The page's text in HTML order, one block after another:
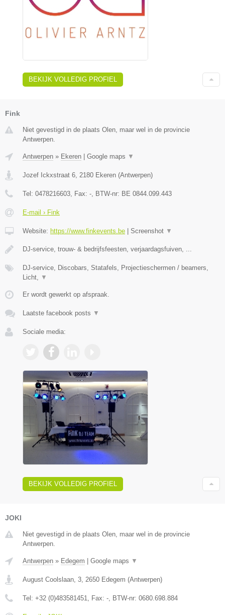
BEKIJK VOLLEDIG PROFIEL
Fink
Niet gevestigd in de plaats Olen, maar wel in de provincie
Antwerpen.
Antwerpen » Ekeren Google maps ▼
Jozef Ickxstraat 6, 2180 Ekeren (Antwerpen)
Tel: 0478216603, Fax: -, BTW-nr: BE 0844.099.443
E-mail › Fink
Website: https://www.finkevents.be Screenshot ▼
DJ-service, trouw- & bedrijfsfeesten, verjaardagsfuiven, ...
DJ-service, Discobars, Statafels, Projectieschermen / beamers,
Licht, ▼
Er wordt gewerkt op afspraak.
Laatste facebook posts ▼
Sociale media:
BEKIJK VOLLEDIG PROFIEL
JOKI
Niet gevestigd in de plaats Olen, maar wel in de provincie
Antwerpen.
Antwerpen » Edegem | Google maps ▼
August Coolslaan, 3 2650 Edegem (Antwerpen)
Tel: +32 (0)483581451 , Fax: - , BTW-nr: 0680.698.884